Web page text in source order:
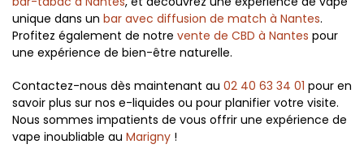
unique dans un bar avec diffusion de match à Nantes.
Profitez également de notre vente de CBD à Nantes pour
une expérience de bien-être naturelle.
Contactez-nous dès maintenant au 02 40 63 34 01 pour en
savoir plus sur nos e-liquides ou pour planifier votre visite.
Nous sommes impatients de vous offrir une expérience de
vape inoubliable au Marigny !